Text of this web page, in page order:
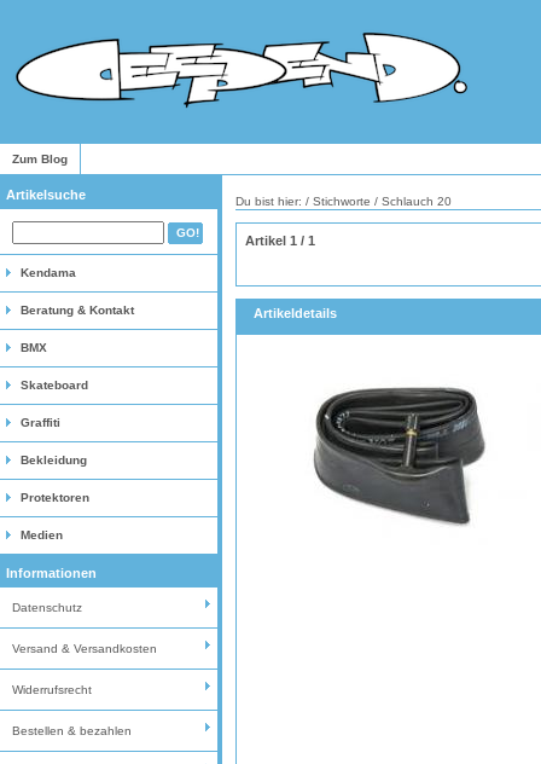
Zum Blog
Artikelsuche
Kendama
Beratung & Kontakt
BMX
Skateboard
Graffiti
Bekleidung
Protektoren
Medien
Informationen
Datenschutz
Versand & Versandkosten
Widerrufsrecht
Bestellen & bezahlen
Du bist hier: / Stichworte / Schlauch 20
Artikel 1 / 1
Artikeldetails